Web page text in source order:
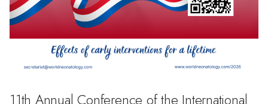
11th Annual Conference of the International